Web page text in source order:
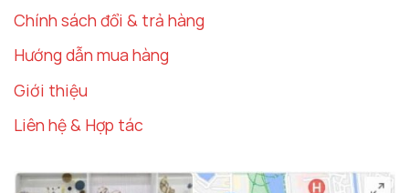
Vị trí đặt tượng
Phòng khách
Đặt
Tượng Ngựa Đồng Cao Cấp
khách, hướng đầu ngựa vào trong nhà để tượng
trưng cho việc thu hút tài lộc, mang lại sự hài
Bàn làm việc
Chính sách đổi & trả hàng
Hướng dẫn mua hàng
Giới thiệu
Liên hệ & Hợp tác